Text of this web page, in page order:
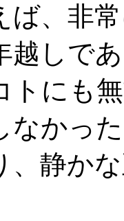
ば、非
越しで
トにも
なかっ
、静か